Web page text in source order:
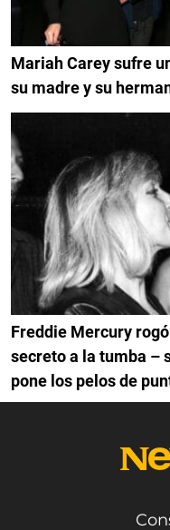
Mariah Carey sufre
su madre y su
Freddie Mercury
secreto a la tumba –
pone los pelos de